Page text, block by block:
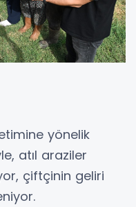
yönelik
atıl araziler
çiftçinin geliri